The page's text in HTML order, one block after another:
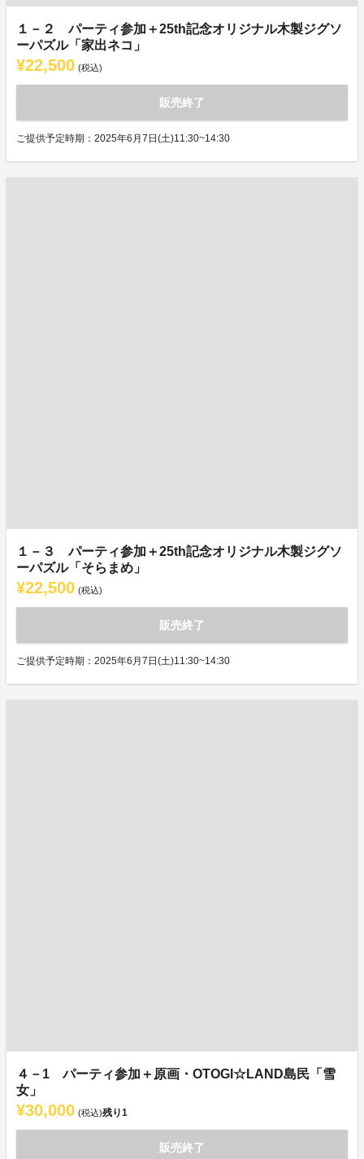
１－２ パーティ参加＋25th記念オリジナル木製ジグソ
ーパズル「家出ネコ」
¥22,500 (税込)
販売終了
ご提供予定時期：2025年6月7日(土)11:30~14:30
１－３ パーティ参加＋25th記念オリジナル木製ジグソ
ーパズル「そらまめ」
¥22,500 (税込)
販売終了
ご提供予定時期：2025年6月7日(土)11:30~14:30
４－1 パーティ参加＋原画・OTOGI☆LAND島民「雪
女」
¥30,000 (税込)残り1
販売終了